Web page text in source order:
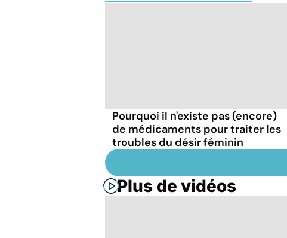
Pourquoi il n'existe pas (encore)
de médicaments pour traiter les
troubles du désir féminin
Plus de vidéos